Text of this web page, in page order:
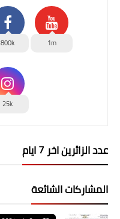
1m
800k
25k
عدد الزائرين اخر 7 ايام
المشاركات الشائعة